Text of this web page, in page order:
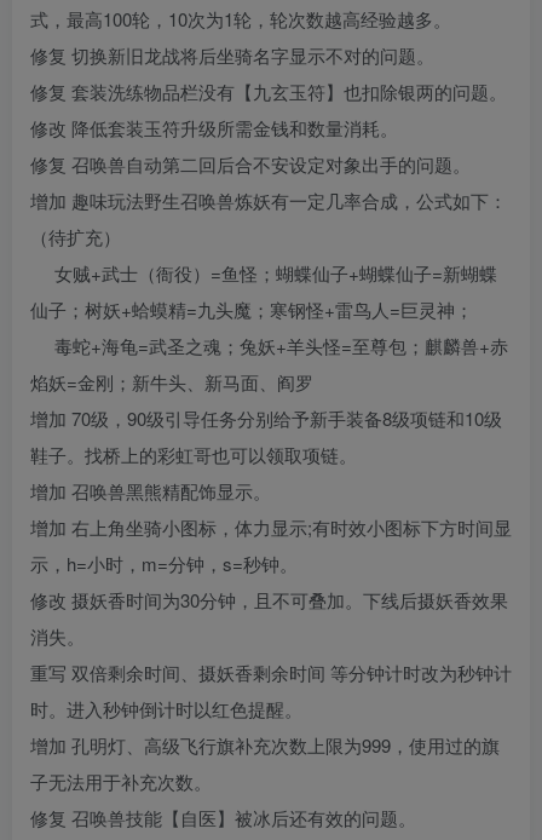
式，最高100轮，10次为1轮，轮次数越高经验越多。
修复 切换新旧龙战将后坐骑名字显示不对的问题。
修复 套装洗练物品栏没有【九玄玉符】也扣除银两的问题。
修改 降低套装玉符升级所需金钱和数量消耗。
修复 召唤兽自动第二回后合不安设定对象出手的问题。
增加 趣味玩法野生召唤兽炼妖有一定几率合成，公式如下：
（待扩充）
女贼+武士（衙役）=鱼怪；蝴蝶仙子+蝴蝶仙子=新蝴蝶
仙子；树妖+蛤蟆精=九头魔；寒钢怪+雷鸟人=巨灵神；
毒蛇+海龟=武圣之魂；兔妖+羊头怪=至尊包；麒麟兽+赤
焰妖=金刚；新牛头、新马面、阎罗
增加 70级，90级引导任务分别给予新手装备8级项链和10级
鞋子。找桥上的彩虹哥也可以领取项链。
增加 召唤兽黑熊精配饰显示。
增加 右上角坐骑小图标，体力显示;有时效小图标下方时间显
示，h=小时，m=分钟，s=秒钟。
修改 摄妖香时间为30分钟，且不可叠加。下线后摄妖香效果
消失。
重写 双倍剩余时间、摄妖香剩余时间 等分钟计时改为秒钟计
时。进入秒钟倒计时以红色提醒。
增加 孔明灯、高级飞行旗补充次数上限为999，使用过的旗
子无法用于补充次数。
修复 召唤兽技能【自医】被冰后还有效的问题。